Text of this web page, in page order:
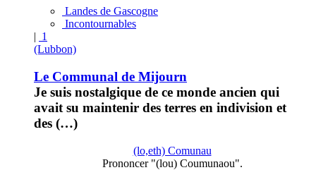
Landes de Gascogne
Incontournables
| 1
(Lubbon)
Le Communal de Mijourn
Je suis nostalgique de ce monde ancien qui
avait su maintenir des terres en indivision et
des (…)
(lo,eth) Comunau
Prononcer "(lou) Coumunaou".